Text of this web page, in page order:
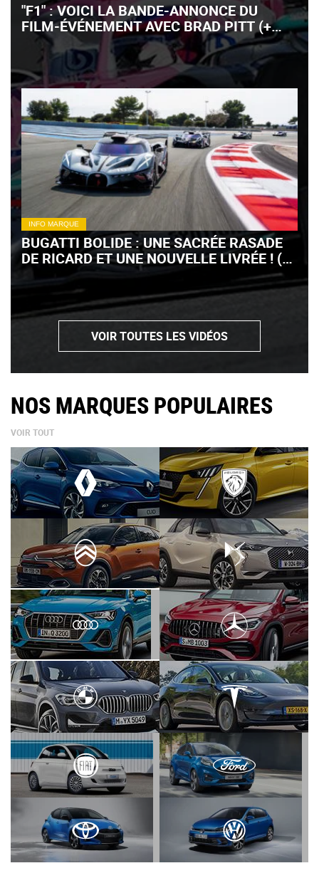
"F1" : VOICI LA BANDE-ANNONCE DU
FILM-ÉVÉNEMENT AVEC BRAD PITT (+
VIDÉO)
INFO MARQUE
BUGATTI BOLIDE : UNE SACRÉE RASADE
DE RICARD ET UNE NOUVELLE LIVRÉE ! (+
VIDÉO)
VOIR TOUTES LES VIDÉOS
NOS MARQUES POPULAIRES
VOIR TOUT